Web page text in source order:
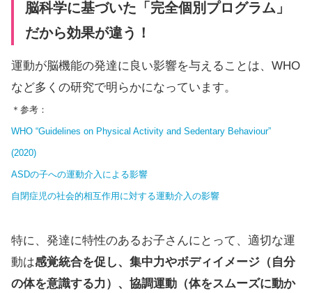
脳科学に基づいた「完全個別プログラム」
だから効果が違う！
運動が脳機能の発達に良い影響を与えることは、WHO
など多くの研究で明らかになっています。
＊参考：
WHO “Guidelines on Physical Activity and Sedentary Behaviour”
(2020)
ASDの子への運動介入による影響
自閉症児の社会的相互作用に対する運動介入の影響
特に、発達に特性のあるお子さんにとって、適切な運
動は感覚統合を促し、集中力やボディイメージ（自分
の体を意識する力）、協調運動（体をスムーズに動か